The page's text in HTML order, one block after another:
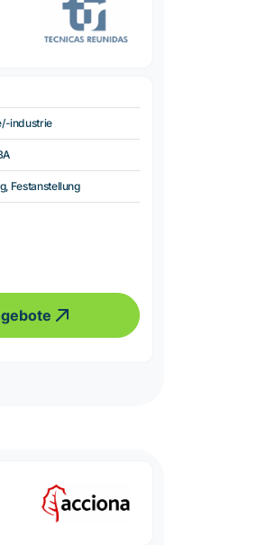
industrie
Festanstellung